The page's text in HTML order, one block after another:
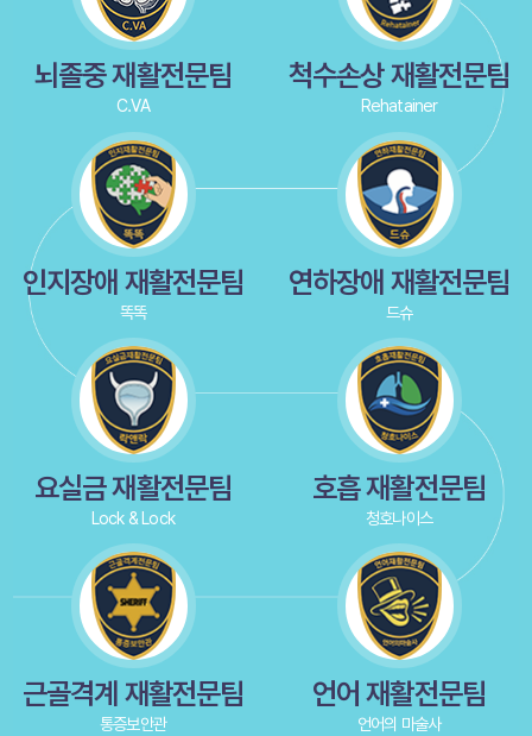
뇌졸중 재활전문팀
C.VA
척수손상 재활전문팀
Rehatainer
인지장애 재활전문팀
똑똑
연하장애 재활전문팀
드슈
요실금 재활전문팀
Lock & Lock
호흡 재활전문팀
청호나이스
근골격계 재활전문팀
통증보안관
언어 재활전문팀
언어의 마술사